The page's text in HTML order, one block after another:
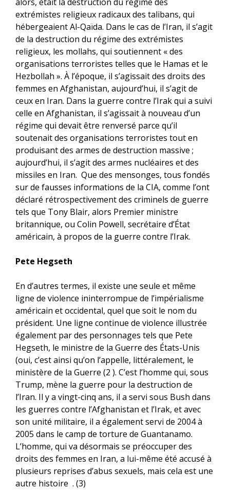
extrémistes religieux radicaux des talibans, qui
hébergeaient Al-Qaïda. Dans le cas de l’Iran, il s’agit
de la destruction du régime des extrémistes
religieux, les mollahs, qui soutiennent « des
organisations terroristes telles que le Hamas et le
Hezbollah ». À l’époque, il s’agissait des droits des
femmes en Afghanistan, aujourd’hui, il s’agit de
ceux en Iran. Dans la guerre contre l’Irak qui a suivi
celle en Afghanistan, il s’agissait à nouveau d’un
régime qui devait être renversé parce qu’il
soutenait des organisations terroristes tout en
produisant des armes de destruction massive ;
aujourd’hui, il s’agit des armes nucléaires et des
missiles en Iran. Que des mensonges, tous fondés
sur de fausses informations de la CIA, comme l’ont
déclaré rétrospectivement des criminels de guerre
tels que Tony Blair, alors Premier ministre
britannique, ou Colin Powell, secrétaire d’État
américain, à propos de la guerre contre l’Irak.
Pete Hegseth
En d’autres termes, il existe une seule et même
ligne de violence ininterrompue de l’impérialisme
américain et occidental, quel que soit le nom du
président. Une ligne continue de violence illustrée
également par des personnages tels que Pete
Hegseth, le ministre de la Guerre des États-Unis
(oui, c’est ainsi qu’on l’appelle, littéralement, le
ministère de la Guerre (2 ). C’est l’homme qui, sous
Trump, mène la guerre pour la destruction de
l’Iran. Il y a vingt-cinq ans, il a servi sous Bush dans
les guerres contre l’Afghanistan et l’Irak, et avec
son unité militaire, il a également servi de 2004 à
2005 dans le camp de torture de Guantanamo.
L’homme, qui va désormais se préoccuper des
droits des femmes en Iran, a lui-même été accusé à
plusieurs reprises d’abus sexuels, mais cela est une
autre histoire . (3)